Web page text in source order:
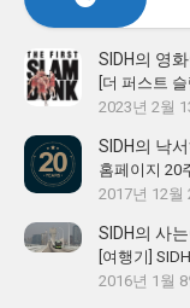
SIDH의 영
[더 퍼스트
2023년 2월
SIDH의 낙
홈페이지 20
2017년 12월
SIDH의 사
[여행기]
2016년 1월 8